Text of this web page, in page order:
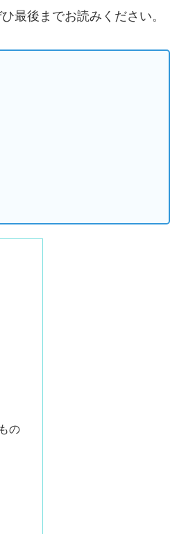
最後までお読みください。
の